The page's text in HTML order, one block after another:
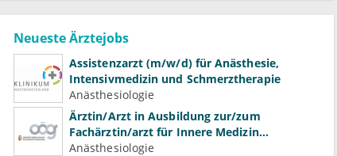
Neueste Ärztejobs
Assistenzarzt (m/w/d) für Anästhesie,
Intensivmedizin und Schmerztherapie
Anästhesiologie
Ärztin/Arzt in Ausbildung zur/zum
Fachärztin/arzt für Innere Medizin
(Kardiologie, Nephrologie, Intensivmedizin)
Anästhesiologie